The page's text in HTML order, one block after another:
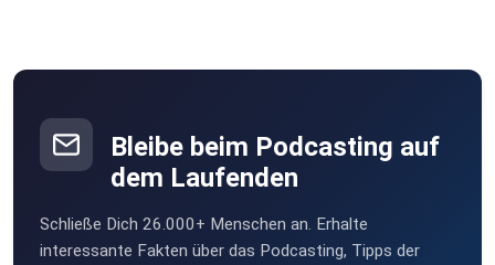
Bleibe beim Podcasting auf
dem Laufenden
Schließe Dich 26.000+ Menschen an. Erhalte
interessante Fakten über das Podcasting, Tipps der